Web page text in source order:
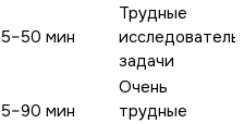
5–50 мин
Трудные
задачи
5–90 мин
Очень
трудные